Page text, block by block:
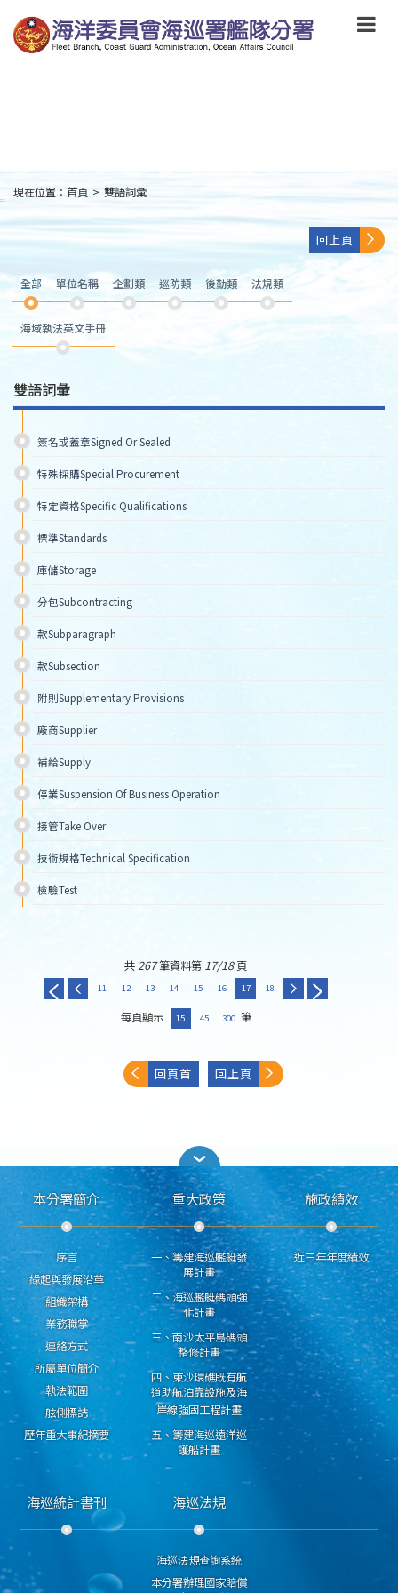
到
主
要
:::
現在位置： 首頁 > 雙語詞彙
回上頁
全部 單位名稱 企劃類 巡防類 後勤類 法規類
海域執法英文手冊
雙語詞彙
簽名或蓋章Signed Or Sealed
特殊採購Special Procurement
特定資格Specific Qualifications
標準Standards
庫儲Storage
分包Subcontracting
款Subparagraph
款Subsection
附則Supplementary Provisions
廠商Supplier
補給Supply
停業Suspension Of Business Operation
接管Take Over
技術規格Technical Specification
檢驗Test
共267筆資料第 17/18頁
11 12 13 14 15 16 17 18
每頁顯示 15 45 300 筆
回頁首 回上頁
本分署簡介
序言
緣起與發展沿革
組織架構
業務職掌
連絡方式
所屬單位簡介
執法範圍
舷側標誌
歷年重大事紀摘要
重大政策
一、籌建海巡艦艇發
展計畫
二、海巡艦艇碼頭強
化計畫
三、南沙太平島碼頭
整修計畫
四、東沙環礁既有航
道助航泊靠設施及海
岸線強固工程計畫
五、籌建海巡遠洋巡
護船計畫
施政績效
近三年年度績效
海巡統計書刊 海巡法規
海巡法規查詢系統
本分署辦理國家賠償